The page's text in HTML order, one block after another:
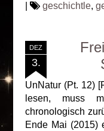
| geschichtle,
DEZ
3.
UnNatur (Pt. 12)
lesen, muss
chronologisch
Ende Mai (2015)